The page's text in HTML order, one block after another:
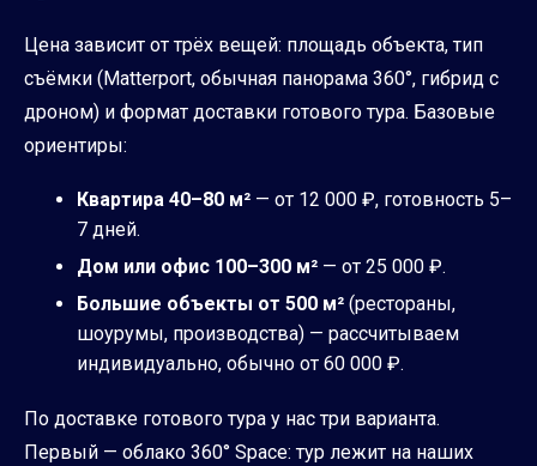
Цена зависит от трёх вещей: площадь объекта, тип
съёмки (Matterport, обычная панорама 360°, гибрид с
дроном) и формат доставки готового тура. Базовые
ориентиры:
Квартира 40–80 м² — от 12 000 ₽, готовность 5–
7 дней.
Дом или офис 100–300 м² — от 25 000 ₽.
Большие объекты от 500 м² (рестораны,
шоурумы, производства) — рассчитываем
индивидуально, обычно от 60 000 ₽.
По доставке готового тура у нас три варианта.
Первый — облако 360° Space: тур лежит на наших